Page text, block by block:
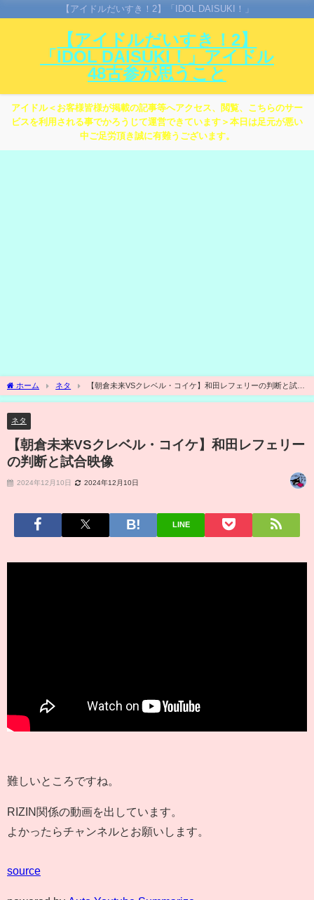
【アイドルだいすき！2】「IDOL DAISUKI！」
【アイドルだいすき！2】
「IDOL DAISUKI！」アイドル
48古参が思うこと
アイドル＜お客様皆様が掲載の記事等へアクセス、閲覧、こちらのサー
ビスを利用される事でかろうじて運営できています＞本日は足元が悪い
中ご足労頂き誠に有難うございます。
ホーム ネタ
【朝倉未来VSクレベル・コイケ】和田レフェリーの判断と試合
映像
ネタ
【朝倉未来VSクレベル・コイケ】和田レフェリー
の判断と試合映像
2024年12月10日 2024年12月10日
LINE
難しいところですね。
RIZIN関係の動画を出しています。
よかったらチャンネルとお願いします。
source